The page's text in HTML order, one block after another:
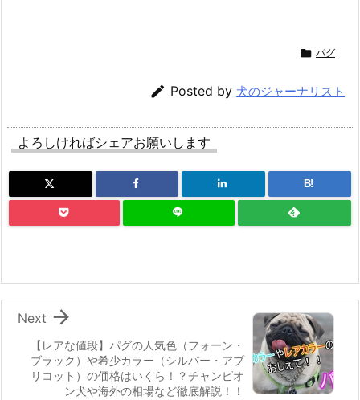
 パグ
 Posted by 犬のジャーナリスト
よろしければシェアお願いします
B!
【レアな値段】パグの人気色（フォーン・
ブラック）や希少カラー（シルバー・アプ
リコット）の価格はいくら！？チャンピオ
ン犬や海外の相場など徹底解説！！

Next